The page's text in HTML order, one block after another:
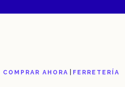
COMPRAR AHORA FERRETERÍA